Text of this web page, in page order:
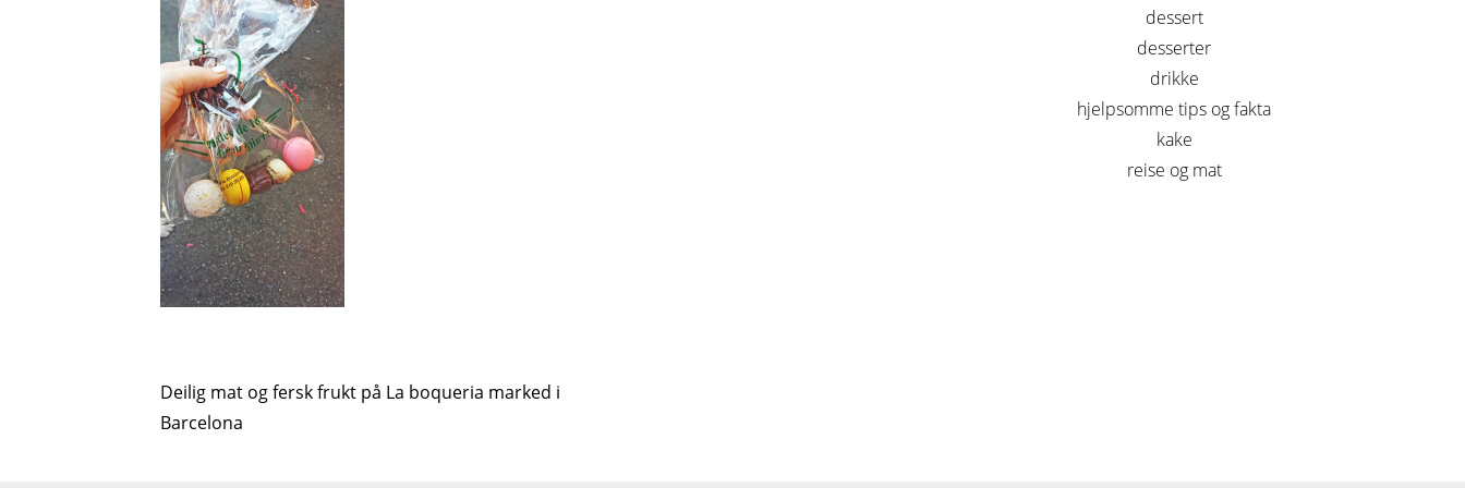
Innleggsnavigasjon
Deilig mat og fersk frukt på La boqueria marked i
Barcelona
dessert
desserter
drikke
hjelpsomme tips og fakta
kake
reise og mat